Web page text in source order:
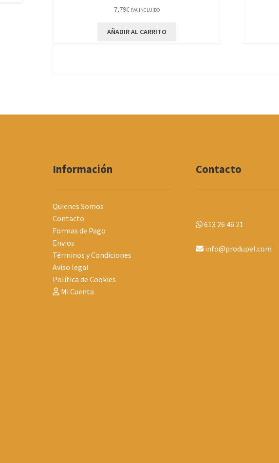
7,79€ IVA INCLUIDO
AÑADIR AL CARRITO
Información
Quienes Somos
Contacto
Formas de Pago
Envios
Términos y Condiciones
Aviso legal
Política de Cookies
Mi Cuenta
Contacto
613 26 46 21
info@produpel.com